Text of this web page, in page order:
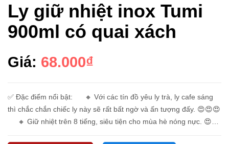
Ly giữ nhiệt inox Tumi
900ml có quai xách
Giá: 68.000₫
✅ Đặc điểm nổi bật: 🔸 Với các tín đồ yêu ly trà, ly cafe sáng
thì chắc chắn chiếc ly này sẽ rất bất ngờ và ấn tượng đấy. 😍😍😍
🔸 Giữ nhiệt trên 8 tiếng, siêu tiện cho mùa hè nóng nực. 😍😍